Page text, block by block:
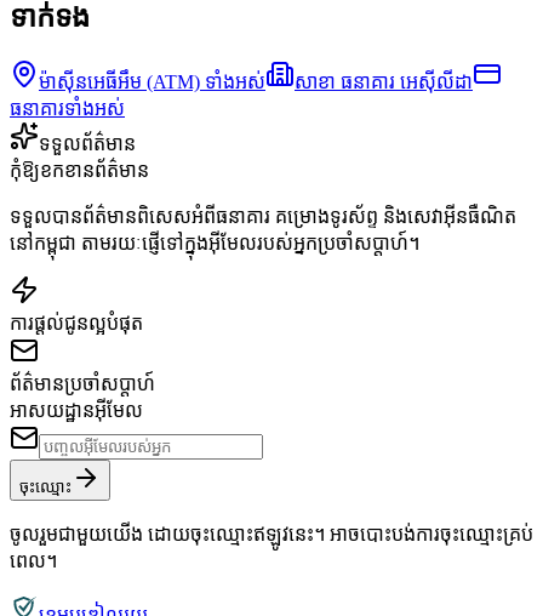
ទាក់ទង
ម៉ាស៊ីនអេធីអឹម (ATM) ទាំងអស់
សាខា ធនាគារ អេស៊ីលីដា
ធនាគារទាំងអស់
ទទួលព័ត៌មាន
កុំឱ្យខកខានព័ត៌មាន
ទទួលបានព័ត៌មានពិសេសអំពីធនាគារ គម្រោងទូរស័ព្ទ និងសេវាអ៊ីនធឺណិត
នៅកម្ពុជា តាមរយៈផ្ញើទៅក្នុងអ៊ីមែលរបស់អ្នកប្រចាំសប្តាហ៍។
ការផ្តល់ជូនល្អបំផុត
ព័ត៌មានប្រចាំសប្តាហ៍
អាសយដ្ឋានអ៊ីមែល
ចុះឈ្មោះ
ចូលរួមជាមួយយើង ដោយចុះឈ្មោះឥឡូវនេះ។ អាចបោះបង់ការចុះឈ្មោះគ្រប់
ពេល។